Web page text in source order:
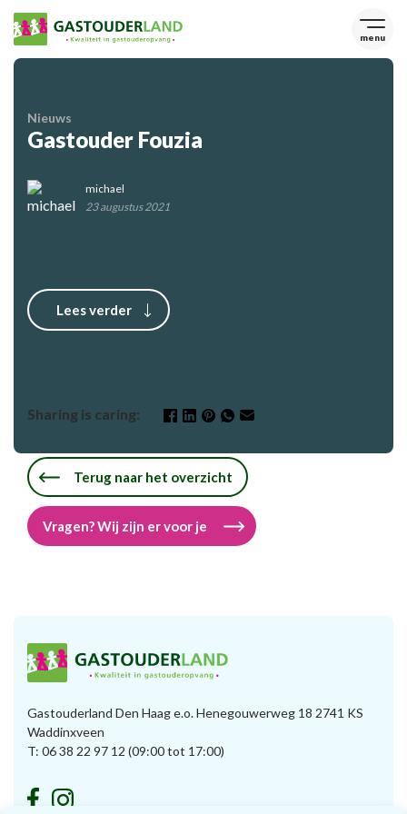
menu
Nieuws
Gastouder Fouzia
michael
23 augustus 2021
Lees verder
Sharing is caring:
Terug naar het overzicht
Vragen? Wij zijn er voor je
Gastouderland Den Haag e.o. Henegouwerweg 18 2741 KS
Waddinxveen
T: 06 38 22 97 12 (09:00 tot 17:00)